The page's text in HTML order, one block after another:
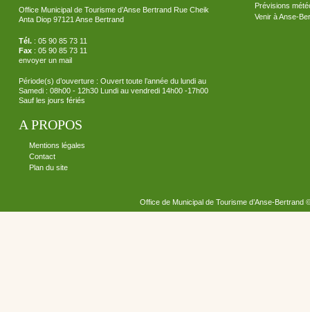
Office Municipal de Tourisme d’Anse Bertrand Rue Cheik
Anta Diop 97121 Anse Bertrand
Tél. : 05 90 85 73 11
Fax : 05 90 85 73 11
envoyer un mail
Période(s) d’ouverture : Ouvert toute l’année du lundi au
Samedi : 08h00 - 12h30 Lundi au vendredi 14h00 -17h00
Sauf les jours fériés
A PROPOS
Mentions légales
Contact
Plan du site
Prévisions
Venir à Anse-
Office de Municipal de Tourisme d’Anse-